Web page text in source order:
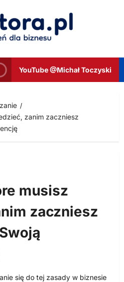
YouTube @Michał Toczyski
zanim zaczniesz
musisz
zaczniesz
się do tej zasady w biznesie